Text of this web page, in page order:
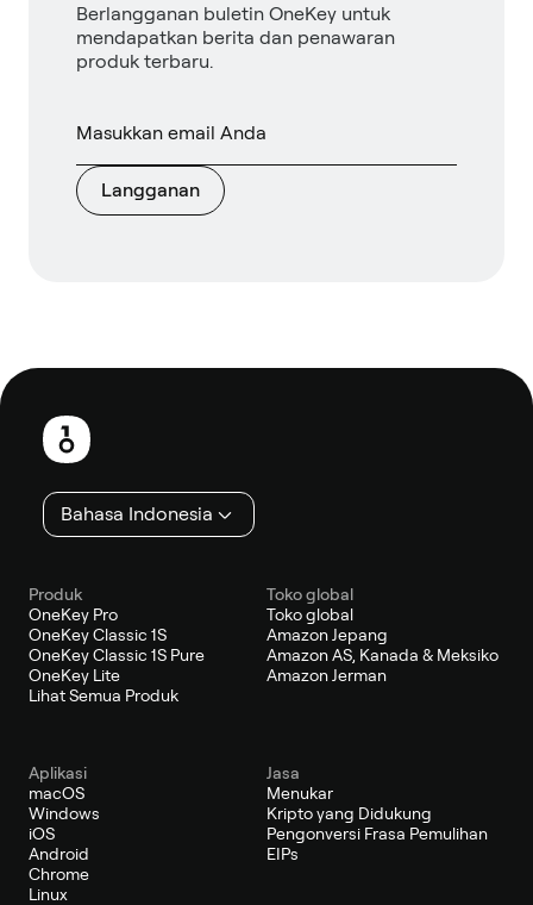
Berlangganan buletin OneKey untuk
mendapatkan berita dan penawaran
produk terbaru.
Langganan
Catatan
kaki
Bahasa Indonesia
Produk
OneKey Pro
OneKey Classic 1S
OneKey Classic 1S Pure
OneKey Lite
Lihat Semua Produk
Toko global
Toko global
Amazon Jepang
Amazon AS, Kanada & Meksiko
Amazon Jerman
Aplikasi
macOS
Windows
iOS
Android
Chrome
Linux
Jasa
Menukar
Kripto yang Didukung
Pengonversi Frasa Pemulihan
EIPs